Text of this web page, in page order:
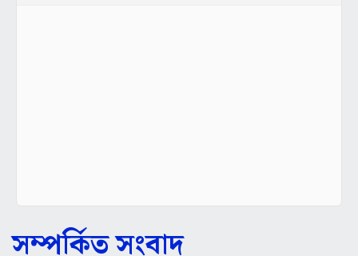
সম্পর্কিত সংবাদ